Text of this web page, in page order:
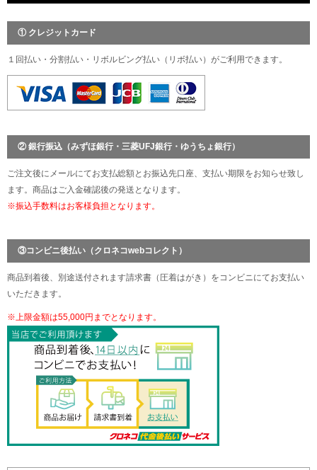
① クレジットカード
１回払い・分割払い・リボルビング払い（リボ払い）がご利用できます。
② 銀行振込（みずほ銀行・三菱UFJ銀行・ゆうちょ銀行）
ご注文後にメールにてお支払総額とお振込先口座、支払い期限をお知らせ致し
ます。商品はご入金確認後の発送となります。
※振込手数料はお客様負担となります。
③コンビニ後払い（クロネコwebコレクト）
商品到着後、別途送付されます請求書（圧着はがき）をコンビニにてお支払い
いただきます。
※上限金額は55,000円までとなります。